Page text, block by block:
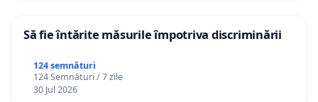
Să fie întărite măsurile împotriva discriminării
124 semnături
124 Semnături / 7 zile
30 Jul 2026